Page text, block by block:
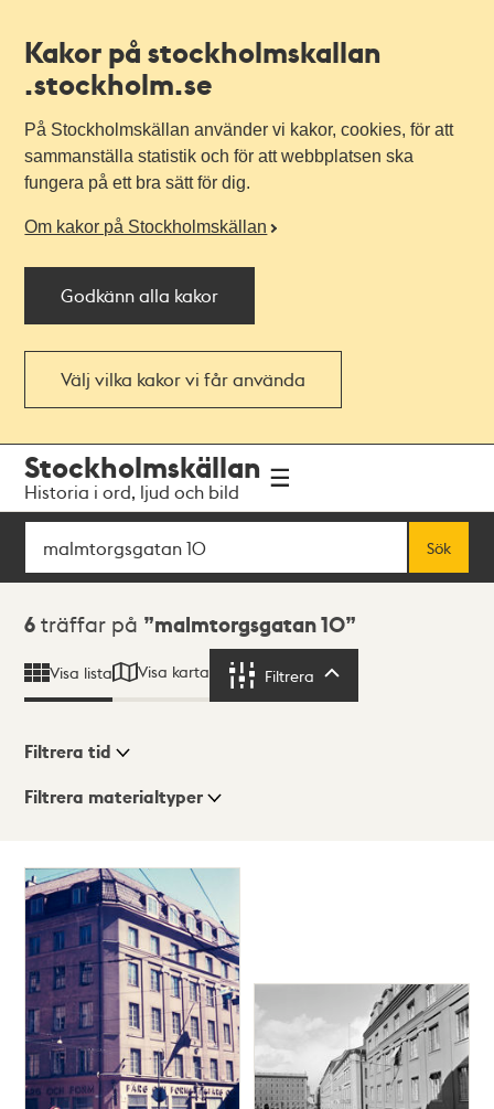
Kakor på stockholmskallan
.stockholm.se
På Stockholmskällan använder vi kakor, cookies, för att
sammanställa statistik och för att webbplatsen ska
fungera på ett bra sätt för dig.
Om kakor på Stockholmskällan
Godkänn alla kakor
Välj vilka kakor vi får använda
navigationen
huvudinnehållet
Stockholmskällan
Historia i ord, ljud och bild
Sök
Sök
Sökresultat
6 träffar på malmtorgsgatan 10
Visa lista Visa karta Filtrera
Visningsläge
Lista
Karta
Filtrera tid
Filtrera materialtyper
träffar